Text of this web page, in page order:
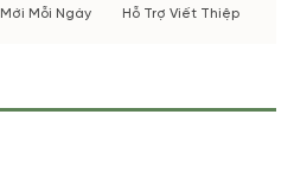
Mỗi Ngày
Hỗ Trợ Viết Thiệp